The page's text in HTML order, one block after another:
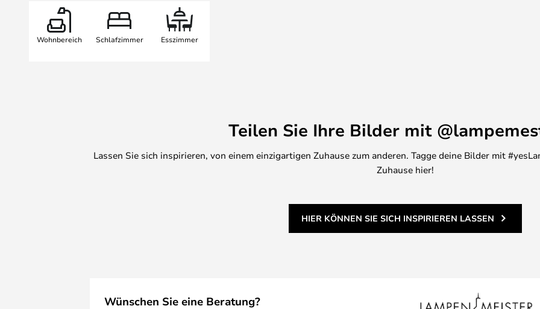
Wohnbereich Schlafzimmer Esszimmer
Teilen Sie Ihre Bilder mit
Lassen Sie sich inspirieren, von einem einzigartigen Zuhause zum anderen. Tagge deine Bilder mit
Zuhause hier!
HIER KÖNNEN SIE SICH INSPIRIEREN LASSEN
Wünschen Sie eine Beratung?